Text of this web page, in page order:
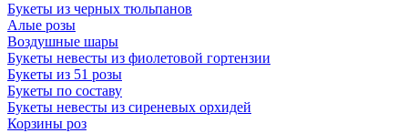
Букеты из черных тюльпанов
Алые розы
Воздушные шары
Букеты невесты из фиолетовой гортензии
Букеты из 51 розы
Букеты по составу
Букеты невесты из сиреневых орхидей
Корзины роз